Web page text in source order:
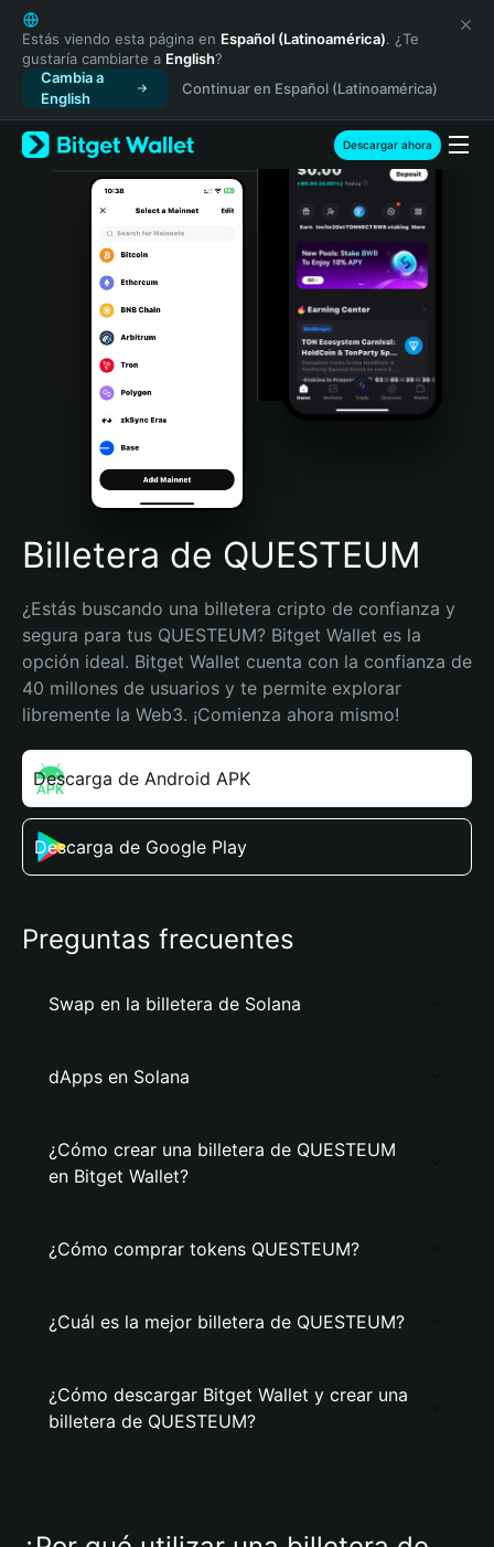
English
日本語
Tiếng Việt
Русский
Español (Latinoamérica)
Türkçe
Italiano
Português (Portugal)
Bahasa Indonesia
Português (Brasil)
Español (Argentina)
Estás viendo esta página en Español (Latinoamérica). ¿Te
gustaría cambiarte a English?
Cambia a
English
Continuar en Español (Latinoamérica)
Descargar ahora
Billetera de QUESTEUM
¿Estás buscando una billetera cripto de confianza y
segura para tus QUESTEUM? Bitget Wallet es la
opción ideal. Bitget Wallet cuenta con la confianza de
40 millones de usuarios y te permite explorar
libremente la Web3. ¡Comienza ahora mismo!
Descarga de Android APK
Descarga de Google Play
Preguntas frecuentes
Swap en la billetera de Solana
dApps en Solana
¿Cómo crear una billetera de QUESTEUM
en Bitget Wallet?
¿Cómo comprar tokens QUESTEUM?
¿Cuál es la mejor billetera de QUESTEUM?
¿Cómo descargar Bitget Wallet y crear una
billetera de QUESTEUM?